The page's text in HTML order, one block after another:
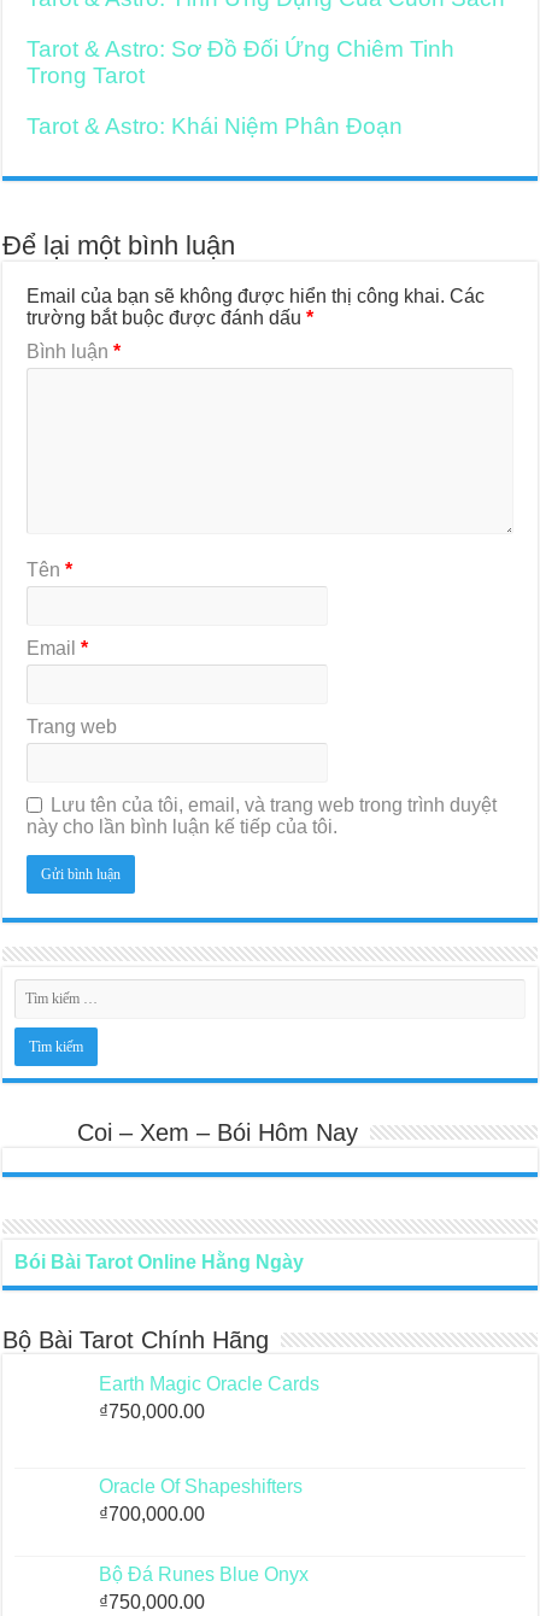
Tarot & Astro: Sơ Đồ Đối Ứng Chiêm Tinh
Trong Tarot
Tarot & Astro: Khái Niệm Phân Đoạn
Để lại một bình luận
Email của bạn sẽ không được hiển thị công khai. Các
trường bắt buộc được đánh dấu*
Bình luận*
Tên*
Email*
Trang web
Lưu tên của tôi, email, và trang web trong trình duyệt
này cho lần bình luận kế tiếp của tôi.
Coi – Xem – Bói Hôm Nay
Bói Bài Tarot Online Hằng Ngày
Bộ Bài Tarot Chính Hãng
Earth Magic Oracle Cards
₫750,000.00
Oracle Of Shapeshifters
₫700,000.00
Bộ Đá Runes Blue Onyx
₫750,000.00